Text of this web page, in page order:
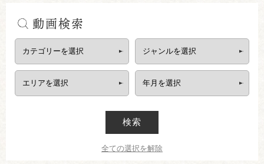
動画検索
検索
全ての選択を解除